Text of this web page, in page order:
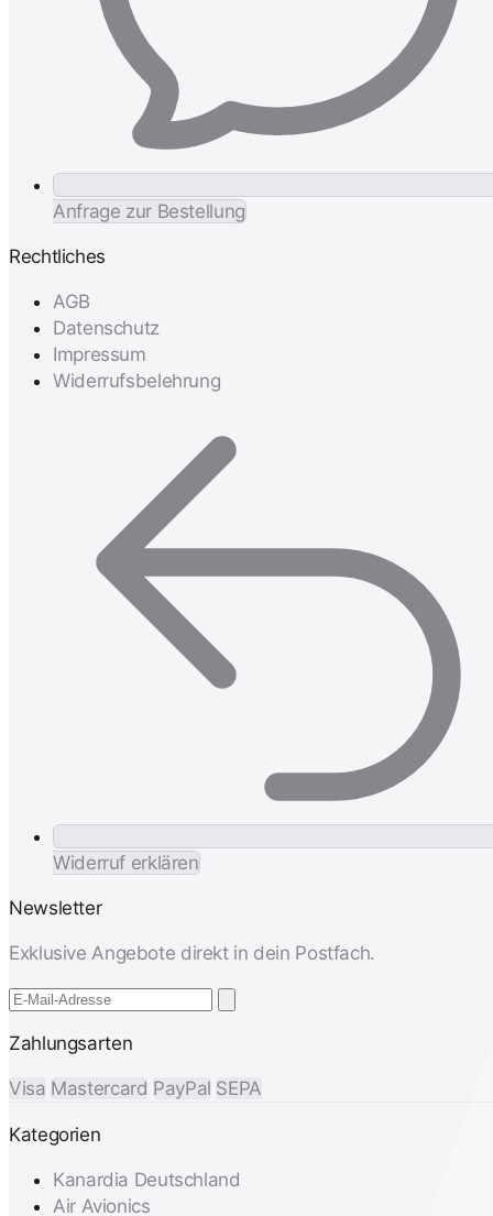
Anfrage zur Bestellung
Rechtliches
AGB
Datenschutz
Impressum
Widerrufsbelehrung
Widerruf erklären
Newsletter
Exklusive Angebote direkt in dein Postfach.
Zahlungsarten
Visa Mastercard PayPal SEPA
Kategorien
Kanardia Deutschland
Air Avionics